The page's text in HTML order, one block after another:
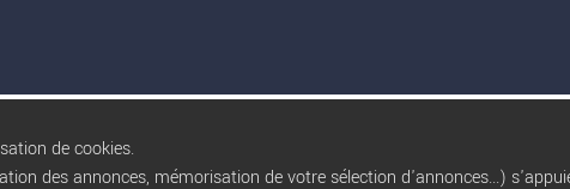
de cookies.
des annonces, mémorisation de votre sélection d'annonces...)